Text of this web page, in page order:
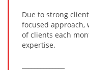
SVATÁ KATEŘINA
SVATÁ BARBORA 4.12.
Due to strong
focused approach,
of clients each
expertise.